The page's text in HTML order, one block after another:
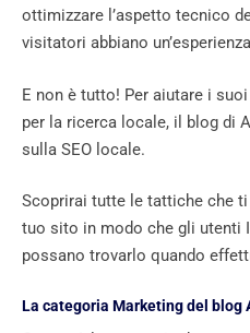
ottimizzare l’aspetto tecnico
visitatori abbiano
E non è tutto! Per aiutare i
per la ricerca locale, il blog di
sulla SEO locale.
Scoprirai tutte le tattiche che
tuo sito in modo che gli utenti
possano trovarlo quando
La categoria Marketing del blog